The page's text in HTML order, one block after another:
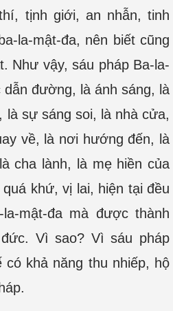
tịnh giới, an nhẫn, tinh
la-mật-đa, nên biết cũng
Như vậy, sáu pháp Ba-la-
dẫn đường, là ánh sáng, là
là sự sáng soi, là nhà cửa,
về, là nơi hướng đến, là
cha lành, là mẹ hiền của
khứ, vị lai, hiện tại đều
mật-đa mà được thành
Vì sao? Vì sáu pháp
có khả năng thu nhiếp, hộ